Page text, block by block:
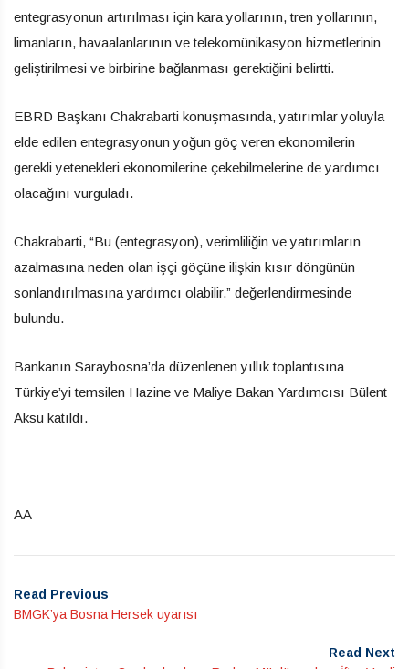
entegrasyonun artırılması için kara yollarının, tren yollarının,
limanların, havaalanlarının ve telekomünikasyon hizmetlerinin
geliştirilmesi ve birbirine bağlanması gerektiğini belirtti.
EBRD Başkanı Chakrabarti konuşmasında, yatırımlar yoluyla
elde edilen entegrasyonun yoğun göç veren ekonomilerin
gerekli yetenekleri ekonomilerine çekebilmelerine de yardımcı
olacağını vurguladı.
Chakrabarti, “Bu (entegrasyon), verimliliğin ve yatırımların
azalmasına neden olan işçi göçüne ilişkin kısır döngünün
sonlandırılmasına yardımcı olabilir.” değerlendirmesinde
bulundu.
Bankanın Saraybosna’da düzenlenen yıllık toplantısına
Türkiye’yi temsilen Hazine ve Maliye Bakan Yardımcısı Bülent
Aksu katıldı.
AA
Read Previous
BMGK’ya Bosna Hersek uyarısı
Read Next